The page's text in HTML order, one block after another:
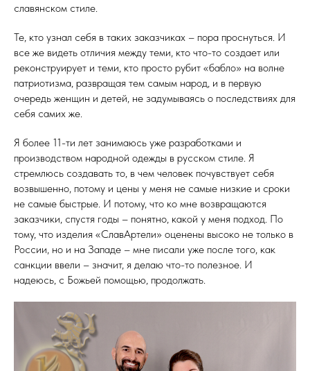
славянском стиле.
Те, кто узнал себя в таких заказчиках – пора проснуться. И
все же видеть отличия между теми, кто что-то создает или
реконструирует и теми, кто просто рубит «бабло» на волне
патриотизма, развращая тем самым народ, и в первую
очередь женщин и детей, не задумываясь о последствиях для
себя самих же.
Я более 11-ти лет занимаюсь уже разработками и
производством народной одежды в русском стиле. Я
стремлюсь создавать то, в чем человек почувствует себя
возвышенно, потому и цены у меня не самые низкие и сроки
не самые быстрые. И потому, что ко мне возвращаются
заказчики, спустя годы – понятно, какой у меня подход. По
тому, что изделия «СлавАртели» оценены высоко не только в
России, но и на Западе – мне писали уже после того, как
санкции ввели – значит, я делаю что-то полезное. И
надеюсь, с Божьей помощью, продолжать.